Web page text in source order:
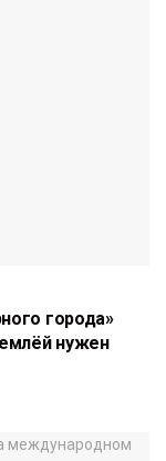
города»
нужен